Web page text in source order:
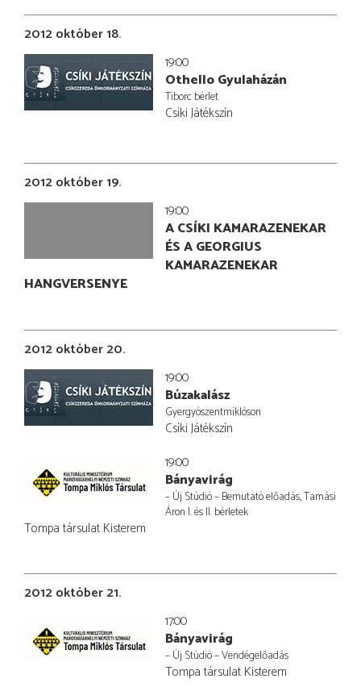
2012 október 18.
19:00
Othello Gyulaházán
Tiborc bérlet
Csíki Játékszín
2012 október 19.
19:00
A CSÍKI KAMARAZENEKAR
ÉS A GEORGIUS
KAMARAZENEKAR
HANGVERSENYE
2012 október 20.
19:00
Búzakalász
Gyergyószentmiklóson
Csíki Játékszín
19:00
Bányavirág
– Új Stúdió – Bemutató előadás, Tamási
Áron I. és II. bérletek
Tompa társulat Kisterem
2012 október 21.
17:00
Bányavirág
– Új Stúdió – Vendégelőadás
Tompa társulat Kisterem